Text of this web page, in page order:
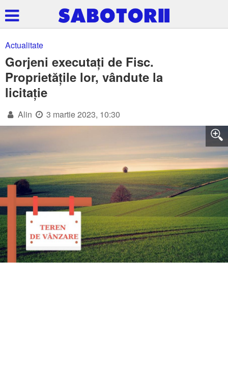
Actualitate
Gorjeni executați de Fisc.
Proprietățile lor, vândute la
licitație
Alin 3 martie 2023, 10:30